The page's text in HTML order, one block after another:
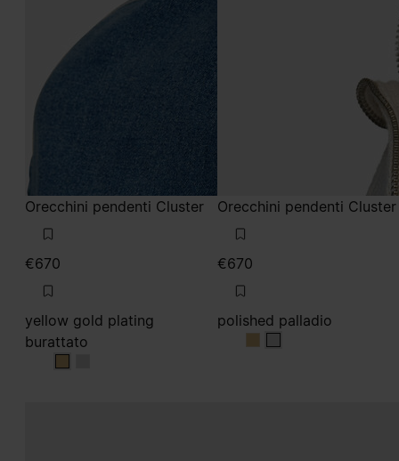
Orecchini pendenti Cluster
€670
yellow gold plating
burattato
yellow gold plating burattato
Orecchini pendenti Cluster
€670
polished palladio
polished palladio
polished palladio